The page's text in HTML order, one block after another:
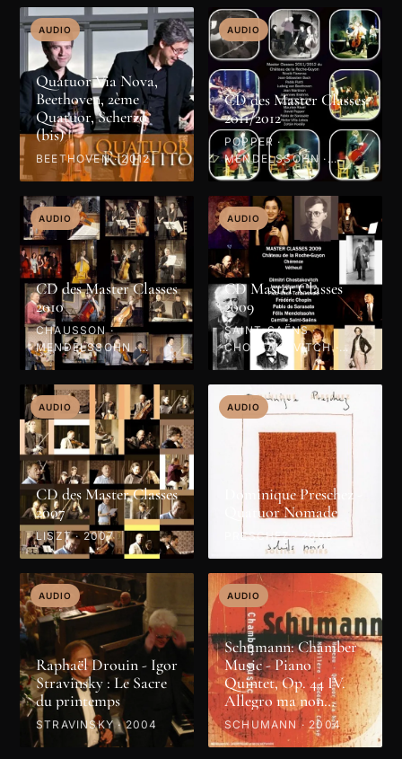
AUDIO
Quatuor Via Nova,
Beethoven, 2ème
Quatuor, Scherzo
(bis)
BEETHOVEN · 2012
AUDIO
CD des Master Classes
2011/2012
POPPER ·
MENDELSSOHN ·
VILLA-LOBOS · BACH ·
BRAHMS · BEETHOVEN
· RAVEL · SARASATE ·
KODÁLY · 2012
AUDIO
CD des Master Classes
2010
CHAUSSON ·
MENDELSSOHN ·
SCHUBERT · HAENDEL
· PAGANINI · GLIÈRE ·
SCHUMANN · 2010
AUDIO
CD Master Classes
2009
SAINT-SAËNS ·
CHOSTAKOVITCH ·
MENDELSSOHN ·
CHOPIN · BACH ·
SARASATE ·
TCHAÏKOVSKI · 2009
AUDIO
CD des Master Classes
2007
LISZT · 2007
AUDIO
Dominique Preschez -
Quatuor Nomade
PRESCHEZ · 2006
AUDIO
Raphaël Drouin - Igor
Stravinsky : Le Sacre
du printemps
STRAVINSKY · 2004
AUDIO
Schumann: Chamber
Music - Piano
Quintet, Op. 44 IV.
Allegro ma non
troppo
SCHUMANN · 2004